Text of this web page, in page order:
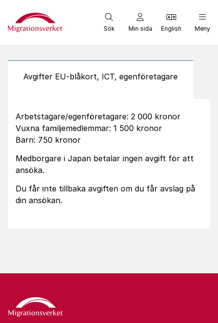
Start
Sök Min sida English Meny
Avgifter EU-blåkort, ICT, egenföretagare
Arbetstagare/egenföretagare: 2 000 kronor
Vuxna familjemedlemmar: 1 500 kronor
Barn: 750 kronor
Medborgare i Japan betalar ingen avgift för att
ansöka.
Du får inte tillbaka avgiften om du får avslag på
din ansökan.